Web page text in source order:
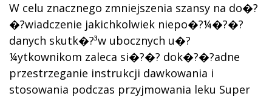
W celu znacznego zmniejszenia szansy na do�?
�?wiadczenie jakichkolwiek niepo�?¼�?�?
danych skutk�?³w ubocznych u�?
¼ytkownikom zaleca si�?�? dok�?�?adne
przestrzeganie instrukcji dawkowania i
stosowania podczas przyjmowania leku Super